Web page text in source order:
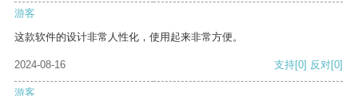
游客
这款软件的设计非常人性化，使用起来非常方便。
2024-08-16 支持[0] 反对[0]
游客